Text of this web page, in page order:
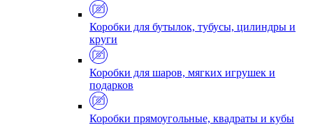
Коробки для бутылок, тубусы, цилиндры и
круги
Коробки для шаров, мягких игрушек и
подарков
Коробки прямоугольные, квадраты и кубы